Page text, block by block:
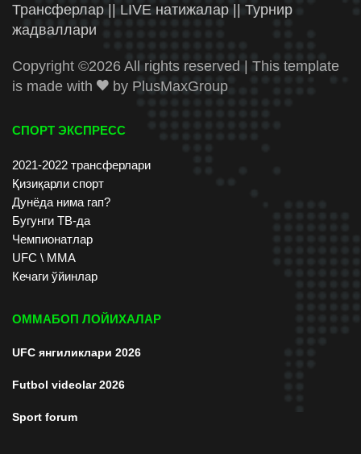
Трансферлар || LIVE натижалар || Турнир
жадваллари
Copyright ©2026 All rights reserved | This template
is made with
by PlusMaxGroup
СПОРТ ЭКСПРЕСС
2021-2022 трансферлари
Қизиқарли спорт
Дунёда нима гап?
Бугунги ТВ-да
Чемпионатлар
UFC \ ММА
Кечаги ўйинлар
ОММАБОП ЛОЙИХАЛАР
UFC янгиликлари 2026
Futbol videolar 2026
Sport forum